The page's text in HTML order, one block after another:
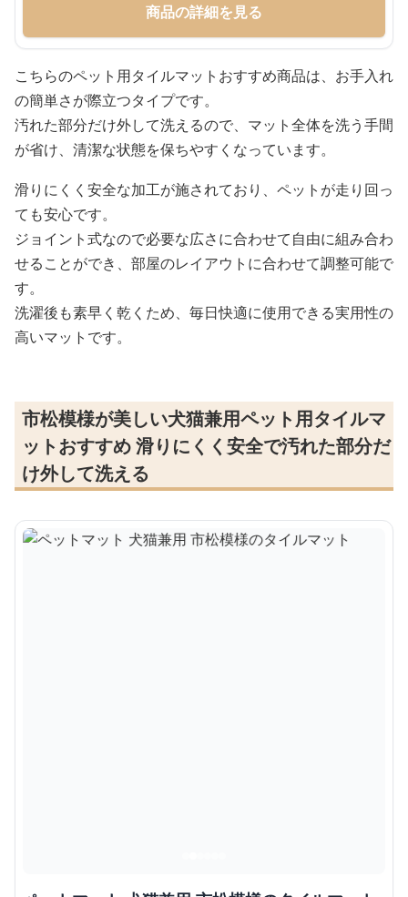
商品の詳細を見る
こちらのペット用タイルマットおすすめ商品は、お手入れ
の簡単さが際立つタイプです。
汚れた部分だけ外して洗えるので、マット全体を洗う手間
が省け、清潔な状態を保ちやすくなっています。
滑りにくく安全な加工が施されており、ペットが走り回っ
ても安心です。
ジョイント式なので必要な広さに合わせて自由に組み合わ
せることができ、部屋のレイアウトに合わせて調整可能で
す。
洗濯後も素早く乾くため、毎日快適に使用できる実用性の
高いマットです。
市松模様が美しい犬猫兼用ペット用タイルマ
ットおすすめ 滑りにくく安全で汚れた部分だ
け外して洗える